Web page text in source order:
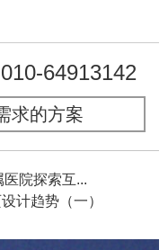
64913142
求的方案
医院探索互...
计趋势（一）